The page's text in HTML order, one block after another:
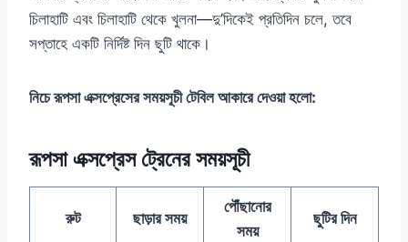
চিলাহাটি এবং চিলাহাটি থেকে খুলনা—দু’দিকেই প্রতিদিন চলে, তবে
সপ্তাহে একটি নির্দিষ্ট দিন ছুটি থাকে।
নিচে রূপসা এক্সপ্রেসের সময়সূচী টেবিল আকারে দেওয়া হলো:
রূপসা এক্সপ্রেস ট্রেনের সময়সূচী
রুট ছাড়ার সময়
পৌঁছানোর
সময়
ছুটির দিন